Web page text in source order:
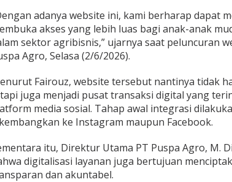
b
i
s
n
i
O
n
l
i
n
adanya website ini, kami berharap dapat
akses yang lebih luas bagi anak-anak
sektor agribisnis,” ujarnya saat peluncuran
Agro, Selasa (2/6/2026).
Fairouz, website tersebut nantinya tidak
juga menjadi pusat transaksi digital yang
media sosial. Tahap awal integrasi
ke Instagram maupun Facebook.
itu, Direktur Utama PT Puspa Agro, M.
digitalisasi layanan juga bertujuan
dan akuntabel.